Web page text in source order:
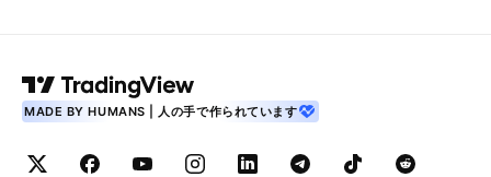
MADE BY HUMANS | 人の手で作られています